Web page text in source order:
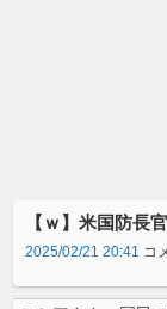
【ｗ】米国防長
2025/02/21 20:41 コ